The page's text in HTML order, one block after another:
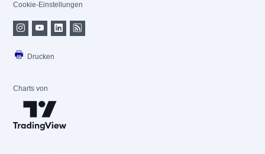
Cookie-Einstellungen
Drucken
Charts von